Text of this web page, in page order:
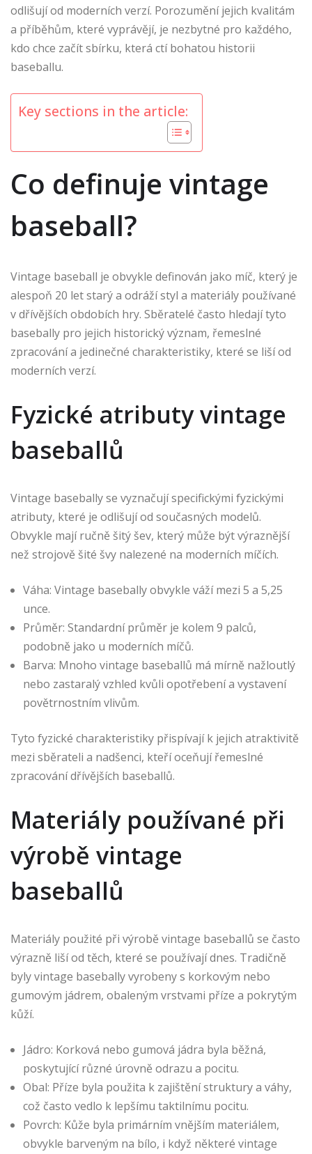
odlišují od moderních verzí. Porozumění jejich kvalitám
a příběhům, které vyprávějí, je nezbytné pro každého,
kdo chce začít sbírku, která ctí bohatou historii
baseballu.
Key sections in the article:
Co definuje vintage
baseball?
Vintage baseball je obvykle definován jako míč, který je
alespoň 20 let starý a odráží styl a materiály používané
v dřívějších obdobích hry. Sběratelé často hledají tyto
basebally pro jejich historický význam, řemeslné
zpracování a jedinečné charakteristiky, které se liší od
moderních verzí.
Fyzické atributy vintage
baseballů
Vintage basebally se vyznačují specifickými fyzickými
atributy, které je odlišují od současných modelů.
Obvykle mají ručně šitý šev, který může být výraznější
než strojově šité švy nalezené na moderních míčích.
Váha: Vintage basebally obvykle váží mezi 5 a 5,25
unce.
Průměr: Standardní průměr je kolem 9 palců,
podobně jako u moderních míčů.
Barva: Mnoho vintage baseballů má mírně nažloutlý
nebo zastaralý vzhled kvůli opotřebení a vystavení
povětrnostním vlivům.
Tyto fyzické charakteristiky přispívají k jejich atraktivitě
mezi sběrateli a nadšenci, kteří oceňují řemeslné
zpracování dřívějších baseballů.
Materiály používané při
výrobě vintage
baseballů
Materiály použité při výrobě vintage baseballů se často
výrazně liší od těch, které se používají dnes. Tradičně
byly vintage basebally vyrobeny s korkovým nebo
gumovým jádrem, obaleným vrstvami příze a pokrytým
kůží.
Jádro: Korková nebo gumová jádra byla běžná,
poskytující různé úrovně odrazu a pocitu.
Obal: Příze byla použita k zajištění struktury a váhy,
což často vedlo k lepšímu taktilnímu pocitu.
Povrch: Kůže byla primárním vnějším materiálem,
obvykle barveným na bílo, i když některé vintage